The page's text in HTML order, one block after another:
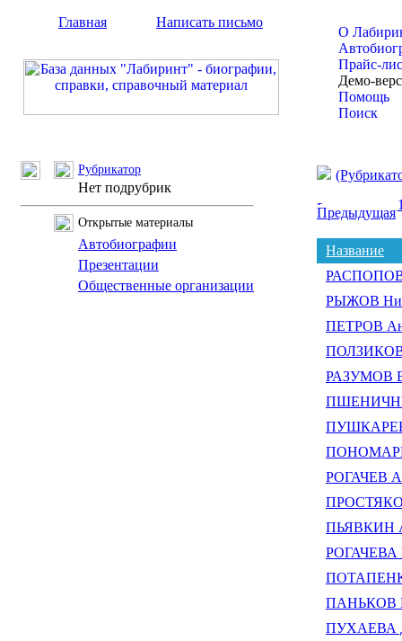
Главная Написать письмо
О
Прайс-
Демо-
Помощь
Поиск
Рубрикатор
Нет подрубрик
Открытые материалы
Автобиографии
Презентации
Общественные организации
Предыдущая
Название
РАСПОПОВ
РЫЖОВ
ПЕТРОВ
ПОЛЗИКОВ
РАЗУМОВ
РОГАЧЕВ
ПЬЯВКИН
РОГАЧЕВА
ПАНЬКОВ
ПУХАЕВА